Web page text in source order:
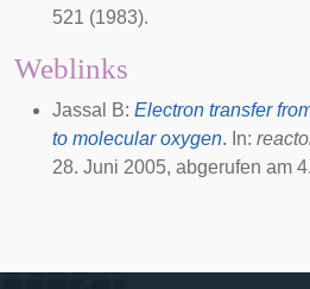
521 (1983).
Weblinks
Jassal B: Electron transfer
to molecular oxygen. In:
28. Juni 2005, abgerufen am